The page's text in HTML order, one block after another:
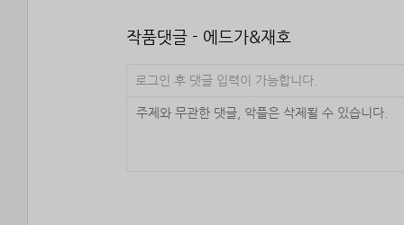
작품댓글 - 에드가&재호
로그인 후 댓글 입력이 가능합니다.